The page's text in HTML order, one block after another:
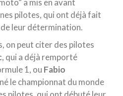
a mis en avant
pilotes, qui ont déjà fait
leur détermination.
on peut citer des pilotes
, qui a déjà remporté
1, ou Fabio
le championnat du monde